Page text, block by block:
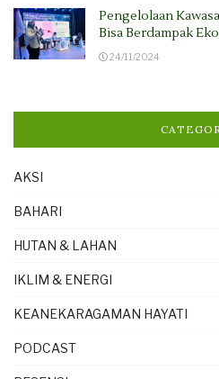
Pengelolaan
Bisa Berdampak
24/11/2024
AKSI
BAHARI
HUTAN & LAHAN
IKLIM & ENERGI
KEANEKARAGAMAN HAYATI
PODCAST